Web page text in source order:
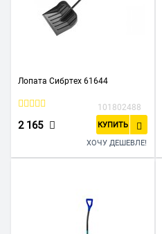
Лопата Сибртех 61644
101802488
2 165 КУПИТЬ
ХОЧУ ДЕШЕВЛЕ!